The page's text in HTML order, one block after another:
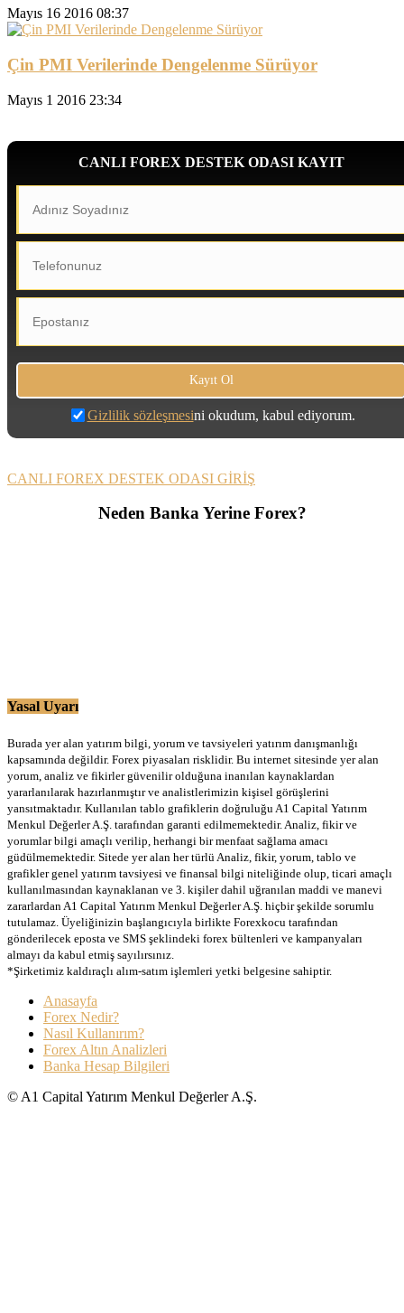
Mayıs 16 2016 08:37
Çin PMI Verilerinde Dengelenme Sürüyor
Mayıs 1 2016 23:34
CANLI FOREX DESTEK ODASI KAYIT
Gizlilik sözleşmesini okudum, kabul ediyorum.
CANLI FOREX DESTEK ODASI GİRİŞ
Neden Banka Yerine Forex?
Yasal Uyarı
Burada yer alan yatırım bilgi, yorum ve tavsiyeleri yatırım danışmanlığı
kapsamında değildir. Forex piyasaları risklidir. Bu internet sitesinde yer alan
yorum, analiz ve fikirler güvenilir olduğuna inanılan kaynaklardan
yararlanılarak hazırlanmıştır ve analistlerimizin kişisel görüşlerini
yansıtmaktadır. Kullanılan tablo grafiklerin doğruluğu A1 Capital Yatırım
Menkul Değerler A.Ş. tarafından garanti edilmemektedir. Analiz, fikir ve
yorumlar bilgi amaçlı verilip, herhangi bir menfaat sağlama amacı
güdülmemektedir. Sitede yer alan her türlü Analiz, fikir, yorum, tablo ve
grafikler genel yatırım tavsiyesi ve finansal bilgi niteliğinde olup, ticari amaçlı
kullanılmasından kaynaklanan ve 3. kişiler dahil uğranılan maddi ve manevi
zararlardan A1 Capital Yatırım Menkul Değerler A.Ş. hiçbir şekilde sorumlu
tutulamaz. Üyeliğinizin başlangıcıyla birlikte Forexkocu tarafından
gönderilecek eposta ve SMS şeklindeki forex bültenleri ve kampanyaları
almayı da kabul etmiş sayılırsınız.
*Şirketimiz kaldıraçlı alım-satım işlemleri yetki belgesine sahiptir.
Anasayfa
Forex Nedir?
Nasıl Kullanırım?
Forex Altın Analizleri
Banka Hesap Bilgileri
© A1 Capital Yatırım Menkul Değerler A.Ş.